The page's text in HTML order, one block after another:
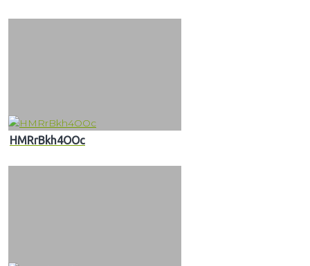
HMRrBkh4OOc